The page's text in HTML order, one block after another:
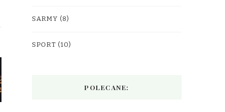
SARMY (8)
SPORT (10)
POLECANE: